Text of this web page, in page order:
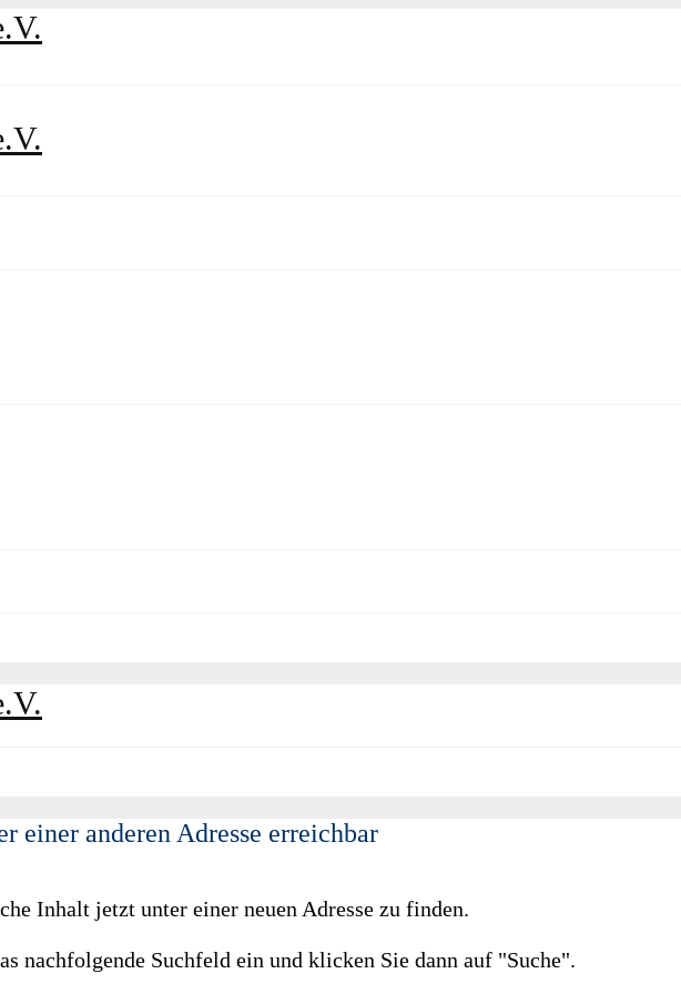
einer anderen Adresse erreichbar
Inhalt jetzt unter einer neuen Adresse zu finden.
nachfolgende Suchfeld ein und klicken Sie dann auf "Suche".